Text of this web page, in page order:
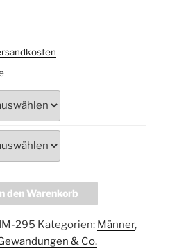
den Warenkorb
IM-295 Kategorien: Männer,
& Co.